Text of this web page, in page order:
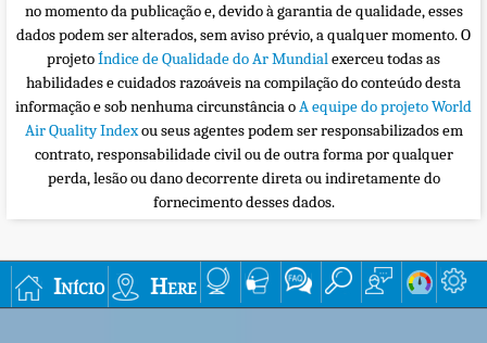
no momento da publicação e, devido à garantia de qualidade, esses
dados podem ser alterados, sem aviso prévio, a qualquer momento. O
projetoÍndice de Qualidade do Ar Mundialexerceu todas as
habilidades e cuidados razoáveis na compilação do conteúdo desta
informação e sob nenhuma circunstância oA equipe do projeto World
Air Quality Indexou seus agentes podem ser responsabilizados em
contrato, responsabilidade civil ou de outra forma por qualquer
perda, lesão ou dano decorrente direta ou indiretamente do
fornecimento desses dados.
Início Here